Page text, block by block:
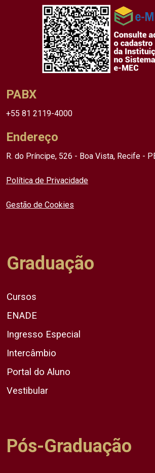
PABX
+55 81 2119-4000
Endereço
R. do Príncipe, 526 - Boa Vista, Recife -
Política de Privacidade
Gestão de Cookies
Graduação
Cursos
ENADE
Ingresso Especial
Intercâmbio
Portal do Aluno
Vestibular
Pós-Graduação